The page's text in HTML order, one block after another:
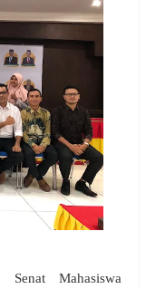
Senat Mahasiswa